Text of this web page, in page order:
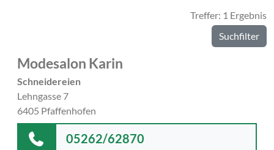
Treffer: 1 Ergebnis
Suchfilter
Modesalon Karin
Schneidereien
Lehngasse 7
6405 Pfaffenhofen
05262/62870